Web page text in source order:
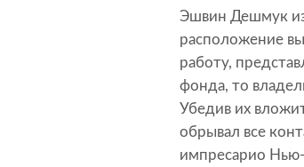
Эшвин Дешмук
расположение
работу,
фонда, то
Убедив их
обрывал все
импресарио